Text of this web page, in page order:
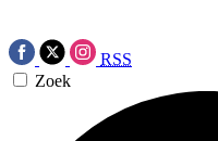
RSS
Zoek